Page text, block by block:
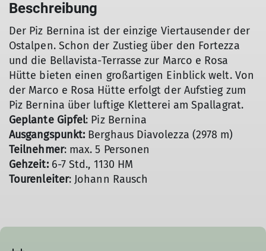
Beschreibung
Der Piz Bernina ist der einzige Viertausender der
Ostalpen. Schon der Zustieg über den Fortezza
und die Bellavista-Terrasse zur Marco e Rosa
Hütte bieten einen großartigen Einblick welt. Von
der Marco e Rosa Hütte erfolgt der Aufstieg zum
Piz Bernina über luftige Kletterei am Spallagrat.
Geplante Gipfel: Piz Bernina
Ausgangspunkt: Berghaus Diavolezza (2978 m)
Teilnehmer: max. 5 Personen
Gehzeit:6-7 Std., 1130 HM
Tourenleiter: Johann Rausch